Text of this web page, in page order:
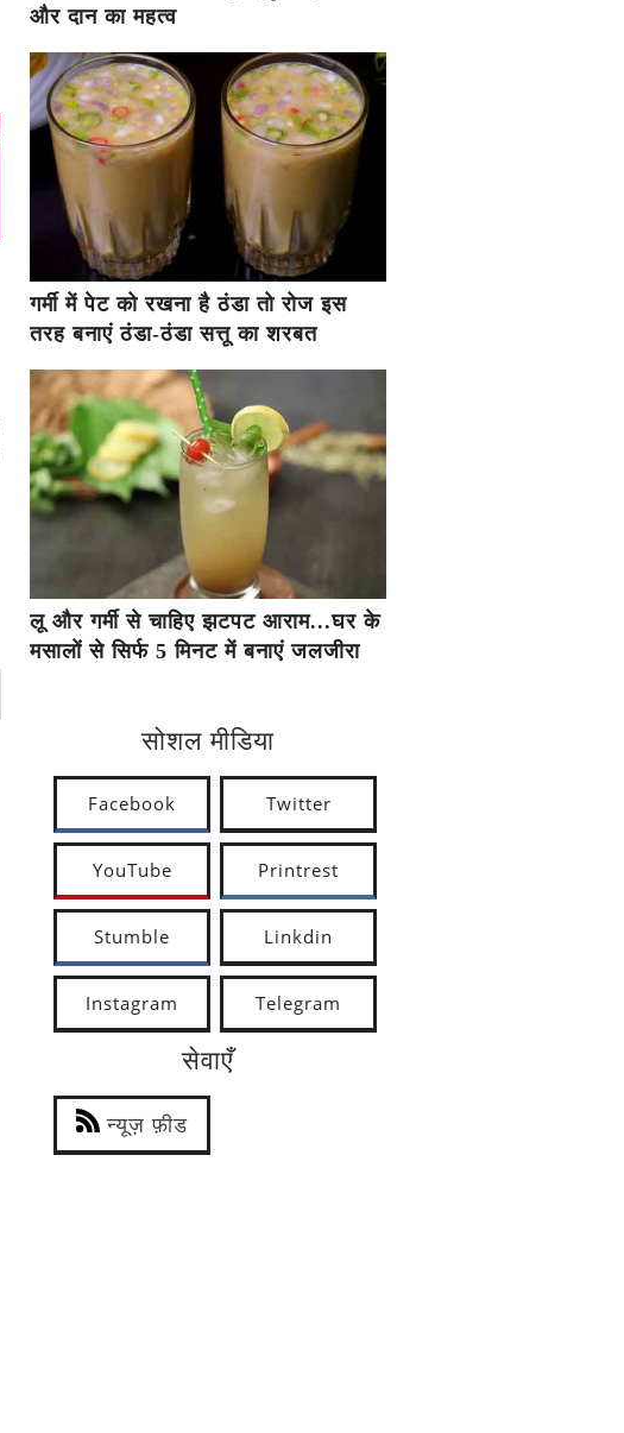
और दान का महत्व
गर्मी में पेट को रखना है ठंडा तो रोज इस
तरह बनाएं ठंडा-ठंडा सत्तू का शरबत
लू और गर्मी से चाहिए झटपट आराम...घर के
मसालों से सिर्फ 5 मिनट में बनाएं जलजीरा
सोशल मीडिया
Facebook Twitter
YouTube Printrest
Stumble Linkdin
Instagram Telegram
सेवाएँ
न्यूज़ फ़ीड